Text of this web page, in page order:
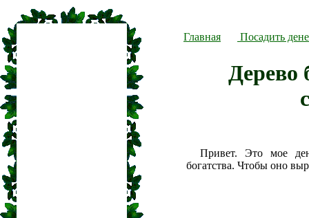
Главная Посадить
Дерево
Привет. Это мое
богатства. Чтобы оно